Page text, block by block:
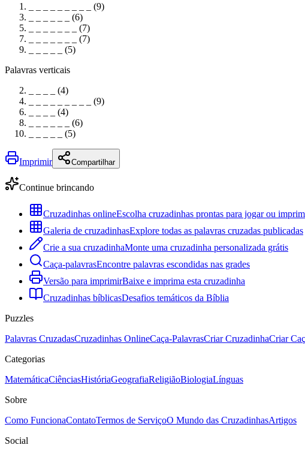
_ _ _ _ _ _ _ _ _ (9)
_ _ _ _ _ _ (6)
_ _ _ _ _ _ _ (7)
_ _ _ _ _ _ _ (7)
_ _ _ _ _ (5)
Palavras verticais
_ _ _ _ (4)
_ _ _ _ _ _ _ _ _ (9)
_ _ _ _ (4)
_ _ _ _ _ _ (6)
_ _ _ _ _ (5)
Imprimir Compartilhar
Continue brincando
Cruzadinhas onlineEscolha cruzadinhas prontas para jogar ou
Galeria de cruzadinhasExplore todas as palavras cruzadas publicadas
Crie a sua cruzadinhaMonte uma cruzadinha personalizada grátis
Caça-palavrasEncontre palavras escondidas nas grades
Versão para imprimirBaixe e imprima esta cruzadinha
Cruzadinhas bíblicasDesafios temáticos da Bíblia
Puzzles
Palavras CruzadasCruzadinhas OnlineCaça-PalavrasCriar CruzadinhaCriar
Categorias
MatemáticaCiênciasHistóriaGeografiaReligiãoBiologiaLínguas
Sobre
Como FuncionaContatoTermos de ServiçoO Mundo das CruzadinhasArtigos
Social